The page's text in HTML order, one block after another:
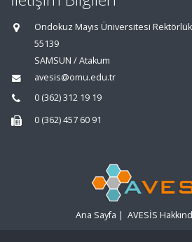
Ondokuz Mayıs Üniversitesi
55139
SAMSUN / Atakum
avesis@omu.edu.tr
0 (362) 312 19 19
0 (362) 457 60 91
Ana Sayfa | AVESİS